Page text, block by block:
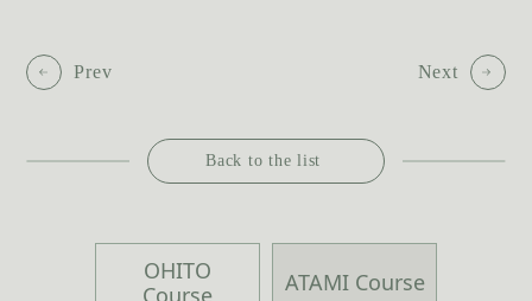
Prev Next
Back to the list
OHITO
Course
ATAMI Course